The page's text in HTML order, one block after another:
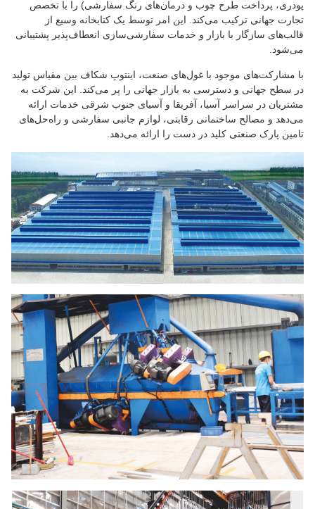
پودری، پرداخت طرح چوب و درمان‌های رنگ سفارشی) را با تخصص
تجارت جهانی ترکیب می‌کند. این امر توسط یک کتابخانه وسیع از
قالب‌های سازگار با بازار و خدمات سفارشی‌سازی انعطاف‌پذیر پشتیبانی
می‌شود.
با مشارکت‌های موجود با غول‌های صنعت، اینتوپ شکاف بین مقیاس تولید
در سطح جهانی و دسترسی به بازار جهانی را پر می‌کند. این شرکت به
مشتریان در سراسر آسیا، آفریقا و آسیای جنوب شرقی خدمات ارائه
می‌دهد و مصالح ساختمانی رقابتی، لوازم جانبی سفارشی و راه‌حل‌های
تامین پارک صنعتی کلید در دست را ارائه می‌دهد.